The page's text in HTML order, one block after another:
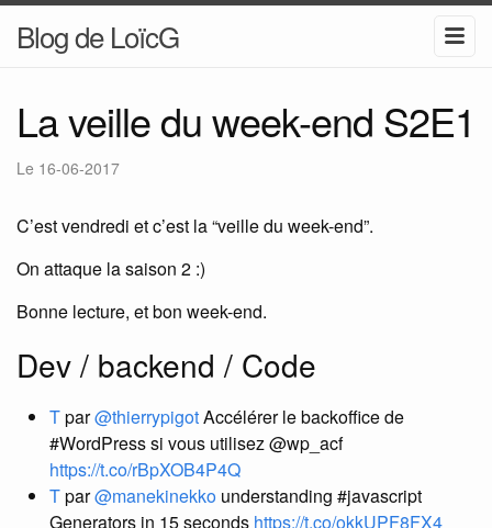
Blog de LoïcG
La veille du week-end S2E1
Le 16-06-2017
C’est vendredi et c’est la “veille du week-end”.
On attaque la saison 2 :)
Bonne lecture, et bon week-end.
Dev / backend / Code
Tpar@thierrypigotAccélérer le backoffice de
#WordPress si vous utilisez @wp_acf
https://t.co/rBpXOB4P4Q
Tpar@manekinekko understanding #javascript
Generators in 15 seconds https://t.co/okkUPF8FX4